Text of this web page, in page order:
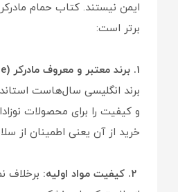
ایمن نیستند. کتاب حمام مادرکر
برتر است:
۱. برند معتبر و معروف مادرکر (Mothercare):
برند انگلیسی سال‌هاست
و کیفیت را برای محصولات
خرید از آن یعنی اطمینان از
برخلاف